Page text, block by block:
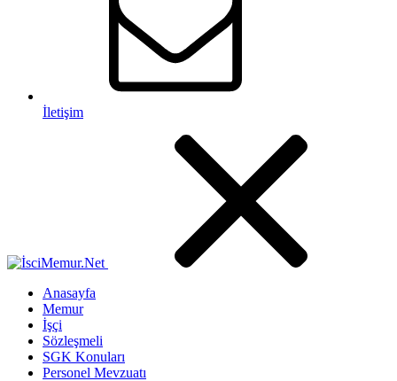
İletişim
Anasayfa
Memur
İşçi
Sözleşmeli
SGK Konuları
Personel Mevzuatı